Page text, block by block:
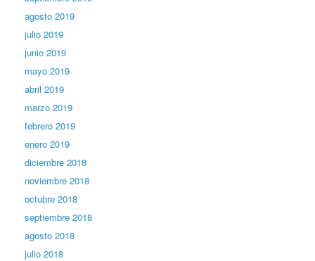
agosto 2019
julio 2019
junio 2019
mayo 2019
abril 2019
marzo 2019
febrero 2019
enero 2019
diciembre 2018
noviembre 2018
octubre 2018
septiembre 2018
agosto 2018
julio 2018